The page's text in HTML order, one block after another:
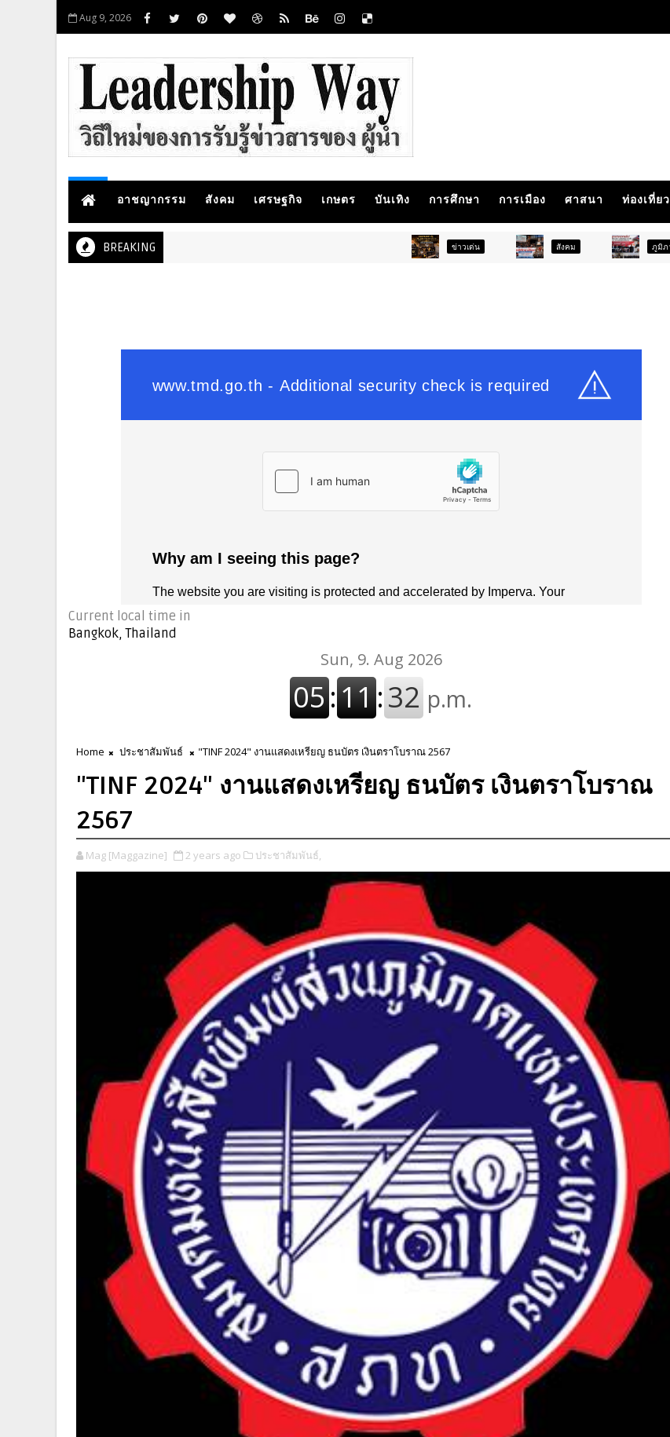
Aug 9, 2026
อาชญากรรม สังคม เศรษฐกิจ เกษตร บันเทิง การศึกษา การเมือง ศาสนา ท่องเที่ยว
BREAKING ข่าวเด่น ภูมิภาค
Current local time in
Bangkok, Thailand
Home ประชาสัมพันธ์ "TINF 2024" งานแสดงเหรียญ ธนบัตร เงินตราโบราณ 2567
"TINF 2024" งานแสดงเหรียญ ธนบัตร เงินตราโบราณ
2567
Mag [Maggazine] 2 years ago ประชาสัมพันธ์,